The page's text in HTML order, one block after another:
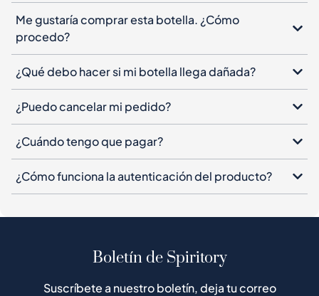
Me gustaría comprar esta botella. ¿Cómo
procedo?
¿Qué debo hacer si mi botella llega dañada?
¿Puedo cancelar mi pedido?
¿Cuándo tengo que pagar?
¿Cómo funciona la autenticación del producto?
Boletín de Spiritory
Suscríbete a nuestro boletín, deja tu correo